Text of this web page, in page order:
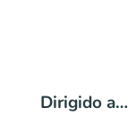
Dirigido a…